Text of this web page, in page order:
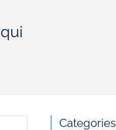
Categories